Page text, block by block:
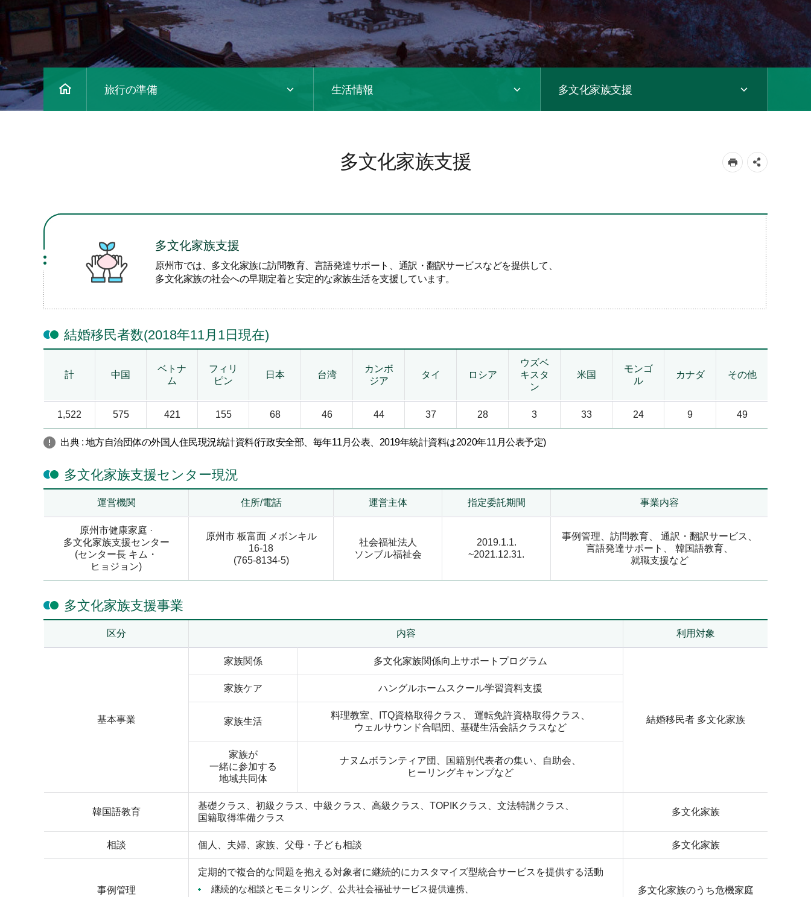
旅行の準備 生活情報 多文化家族支援
多文化家族支援
多文化家族支援
原州市では、多文化家族に訪問教育、言語発達サポート、通訳・翻訳サービスなどを提供して、
多文化家族の社会への早期定着と安定的な家族生活を支援しています。
結婚移民者数(2018年11月1日現在)
計 中国
ベトナ
ム
フィリ
ピン
日本 台湾
カンボ
ジア
タイ ロシア
ウズベ
キスタ
ン
米国
モンゴ
ル
カナダ その他
1,522 575 421 155 68 46 44 37 28 3 33 24 9 49
出典 : 地方自治団体の外国人住民現況統計資料(行政安全部、毎年11月公表、2019年統計資料は2020年11月公表予定)
多文化家族支援センター現況
運営機関 住所/電話 運営主体 指定委託期間 事業内容
原州市健康家庭 ·
多文化家族支援センター
(センター長 キム・
ヒョジョン)
原州市 板富面 メボンキル
16-18
(765-8134-5)
社会福祉法人
ソンブル福祉会
2019.1.1.
~2021.12.31.
事例管理、訪問教育、 通訳・翻訳サービス、
言語発達サポート、 韓国語教育、
就職支援など
多文化家族支援事業
区分 内容 利用対象
基本事業
家族関係 多文化家族関係向上サポートプログラム
結婚移民者 多文化家族
家族ケア ハングルホームスクール学習資料支援
家族生活
料理教室、ITQ資格取得クラス、 運転免許資格取得クラス、
ウェルサウンド合唱団、基礎生活会話クラスなど
家族が
一緒に参加する
地域共同体
ナヌムボランティア団、国籍別代表者の集い、自助会、
ヒーリングキャンプなど
韓国語教育
基礎クラス、初級クラス、中級クラス、高級クラス、TOPIKクラス、文法特講クラス、
国籍取得準備クラス
多文化家族
相談 個人、夫婦、家族、父母・子ども相談 多文化家族
事例管理
定期的で複合的な問題を抱える対象者に継続的にカスタマイズ型統合サービスを提供する活動
継続的な相談とモニタリング、公共社会福祉サービス提供連携、
多文化家族のうち危機家庭